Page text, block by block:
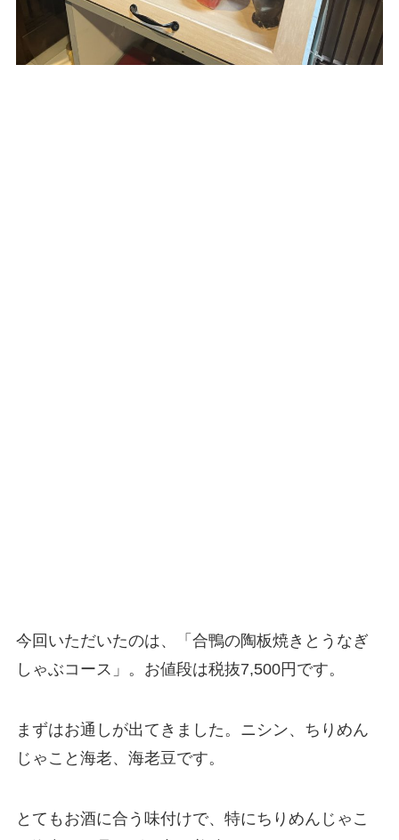
今回いただいたのは、「合鴨の陶板焼きとうなぎ
しゃぶコース」。お値段は税抜7,500円です。
まずはお通しが出てきました。ニシン、ちりめん
じゃこと海老、海老豆です。
とてもお酒に合う味付けで、特にちりめんじゃこ